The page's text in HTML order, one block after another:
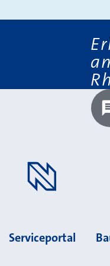
Serviceportal